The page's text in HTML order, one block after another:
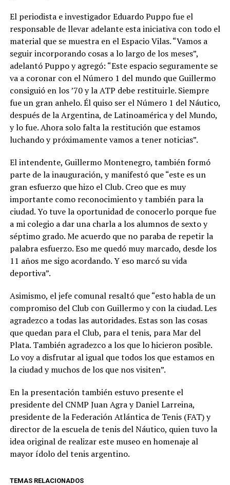
El periodista e investigador Eduardo Puppo fue el
responsable de llevar adelante esta iniciativa con todo el
material que se muestra en el Espacio Vilas. “Vamos a
seguir incorporando cosas a lo largo de los meses”,
adelantó Puppo y agregó: “Este espacio seguramente se
va a coronar con el Número 1 del mundo que Guillermo
consiguió en los ’70 y la ATP debe restituirle. Siempre
fue un gran anhelo. Él quiso ser el Número 1 del Náutico,
después de la Argentina, de Latinoamérica y del Mundo,
y lo fue. Ahora solo falta la restitución que estamos
luchando y próximamente vamos a tener noticias”.
El intendente, Guillermo Montenegro, también formó
parte de la inauguración, y manifestó que “este es un
gran esfuerzo que hizo el Club. Creo que es muy
importante como reconocimiento y también para la
ciudad. Yo tuve la oportunidad de conocerlo porque fue
a mi colegio a dar una charla a los alumnos de sexto y
séptimo grado. Me acuerdo que no paraba de repetir la
palabra esfuerzo. Eso me quedó muy marcado, desde los
11 años me sigo acordando. Y eso marcó su vida
deportiva”.
Asimismo, el jefe comunal resaltó que “esto habla de un
compromiso del Club con Guillermo y con la ciudad. Les
agradezco a todas las autoridades. Estas son las cosas
que quedan para el Club, para el tenis, para Mar del
Plata. También agradezco a los que lo hicieron posible.
Lo voy a disfrutar al igual que todos los que estamos en
la ciudad y muchos de los que nos visiten”.
En la presentación también estuvo presente el
presidente del CNMP Juan Agra y Daniel Larreina,
presidente de la Federación Atlántica de Tenis (FAT) y
director de la escuela de tenis del Náutico, quien tuvo la
idea original de realizar este museo en homenaje al
mayor ídolo del tenis argentino.
TEMAS RELACIONADOS